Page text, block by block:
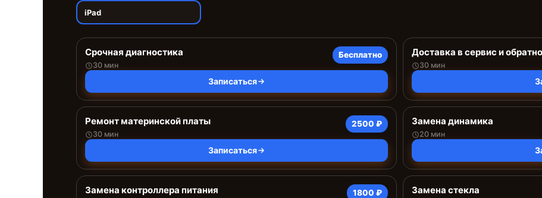
iPad
Срочная диагностика
30 мин
Бесплатно
Записаться
Доставка в сервис и обратно
30 мин
Ремонт материнской платы
30 мин
2500 ₽
Записаться
Замена динамика
20 мин
Замена контроллера питания 1800 ₽ Замена стекла